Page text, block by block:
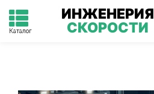
Каталог
ИНЖЕНЕРИЯ
СКОРОСТИ